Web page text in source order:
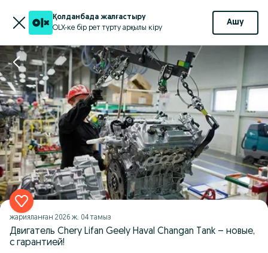
Қолданбада жалғастыру
OLX-ке бір рет түрту арқылы кіру
Ашу
жарияланған 2026 ж. 04 тамыз
Двигатель Chery Lifan Geely Haval Changan Tank – новые,
с гарантией!